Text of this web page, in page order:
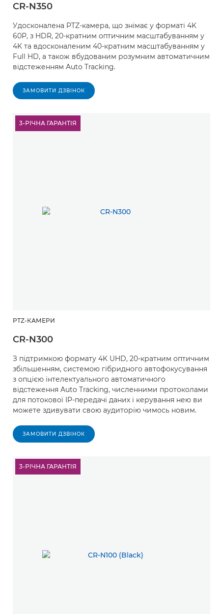
CR-N350
Удосконалена PTZ-камера, що знімає у форматі 4K
60P, з HDR, 20-кратним оптичним масштабуванням у
4K та вдосконаленим 40-кратним масштабуванням у
Full HD, а також вбудованим розумним автоматичним
відстеженням Auto Tracking.
ЗАМОВИТИ ДЗВІНОК
3-РІЧНА ГАРАНТІЯ
PTZ-КАМЕРИ
CR-N300
З підтримкою формату 4K UHD, 20-кратним оптичним
збільшенням, системою гібридного автофокусування
з опцією інтелектуального автоматичного
відстеження Auto Tracking, численними протоколами
для потокової IP-передачі даних і керування нею ви
можете здивувати свою аудиторію чимось новим.
ЗАМОВИТИ ДЗВІНОК
3-РІЧНА ГАРАНТІЯ